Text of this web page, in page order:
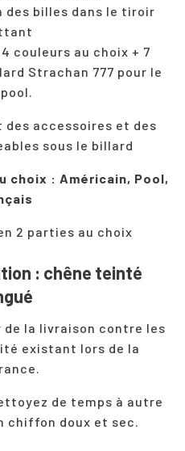
des billes dans le tiroir
couleurs au choix + 7
Strachan 777 pour le
des accessoires et des
sous le billard
choix : Américain, Pool,
2 parties au choix
: chêne teinté
de la livraison contre les
existant lors de la
de temps à autre
chiffon doux et sec.